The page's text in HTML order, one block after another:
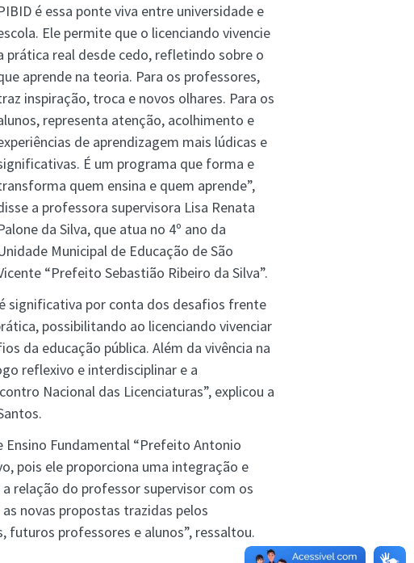
é essa ponte viva entre universidade e
Ele permite que o licenciando vivencie
prática real desde cedo, refletindo sobre o
aprende na teoria. Para os professores,
inspiração, troca e novos olhares. Para os
representa atenção, acolhimento e
de aprendizagem mais lúdicas e
É um programa que forma e
quem ensina e quem aprende”,
a professora supervisora Lisa Renata
da Silva, que atua no 4º ano da
Municipal de Educação de São
“Prefeito Sebastião Ribeiro da Silva”.
significativa por conta dos desafios frente
possibilitando ao licenciando vivenciar
da educação pública. Além da vivência na
reflexivo e interdisciplinar e a
Nacional das Licenciaturas”, explicou a
Ensino Fundamental “Prefeito Antonio
pois ele proporciona uma integração e
relação do professor supervisor com os
novas propostas trazidas pelos
professores e alunos”, ressaltou.